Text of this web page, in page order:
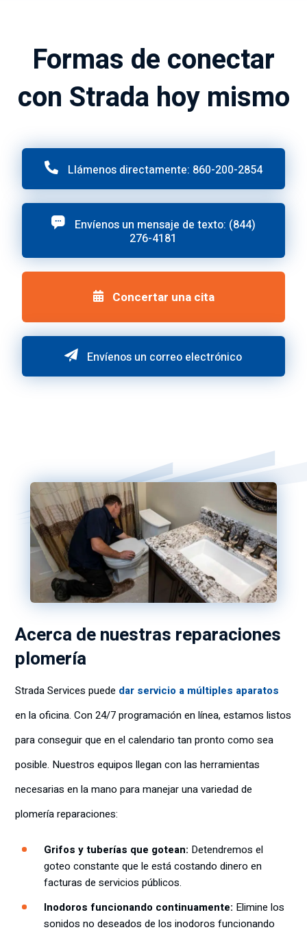
Formas de conectar
con Strada hoy mismo
Llámenos directamente: 860-200-2854
Envíenos un mensaje de texto: (844)
276-4181
Concertar una cita
Envíenos un correo electrónico
Acerca de nuestras reparaciones
plomería
Strada Services puede dar servicio a múltiples aparatos
en la oficina. Con 24/7 programación en línea, estamos listos
para conseguir que en el calendario tan pronto como sea
posible. Nuestros equipos llegan con las herramientas
necesarias en la mano para manejar una variedad de
plomería reparaciones:
Grifos y tuberías que gotean: Detendremos el
goteo constante que le está costando dinero en
facturas de servicios públicos.
Inodoros funcionando continuamente: Elimine los
sonidos no deseados de los inodoros funcionando